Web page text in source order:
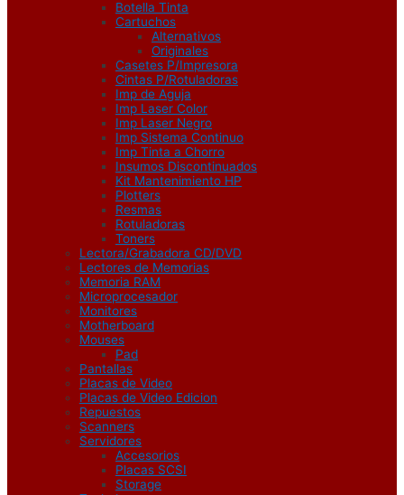
Botella Tinta
Cartuchos
Alternativos
Originales
Casetes P/Impresora
Cintas P/Rotuladoras
Imp de Aguja
Imp Laser Color
Imp Laser Negro
Imp Sistema Continuo
Imp Tinta a Chorro
Insumos Discontinuados
Kit Mantenimiento HP
Plotters
Resmas
Rotuladoras
Toners
Lectora/Grabadora CD/DVD
Lectores de Memorias
Memoria RAM
Microprocesador
Monitores
Motherboard
Mouses
Pad
Pantallas
Placas de Video
Placas de Video Edicion
Repuestos
Scanners
Servidores
Accesorios
Placas SCSI
Storage